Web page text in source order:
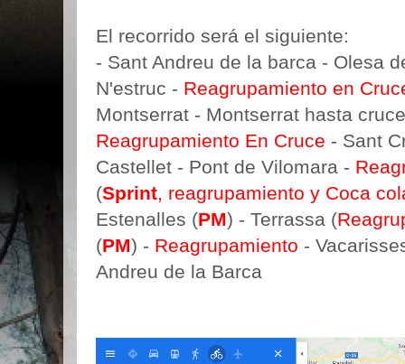
El recorrido será el siguiente:
- Sant Andreu de la barca - Olesa
N'estruc - Reagrupamiento en
Montserrat - Montserrat hasta
Reagrupamiento En Cruce - Sant
Castellet - Pont de Vilomara -
(Sprint, reagrupamiento y Coca
Estenalles (PM) - Terrassa (
(PM) - Reagrupamiento -
Andreu de la Barca